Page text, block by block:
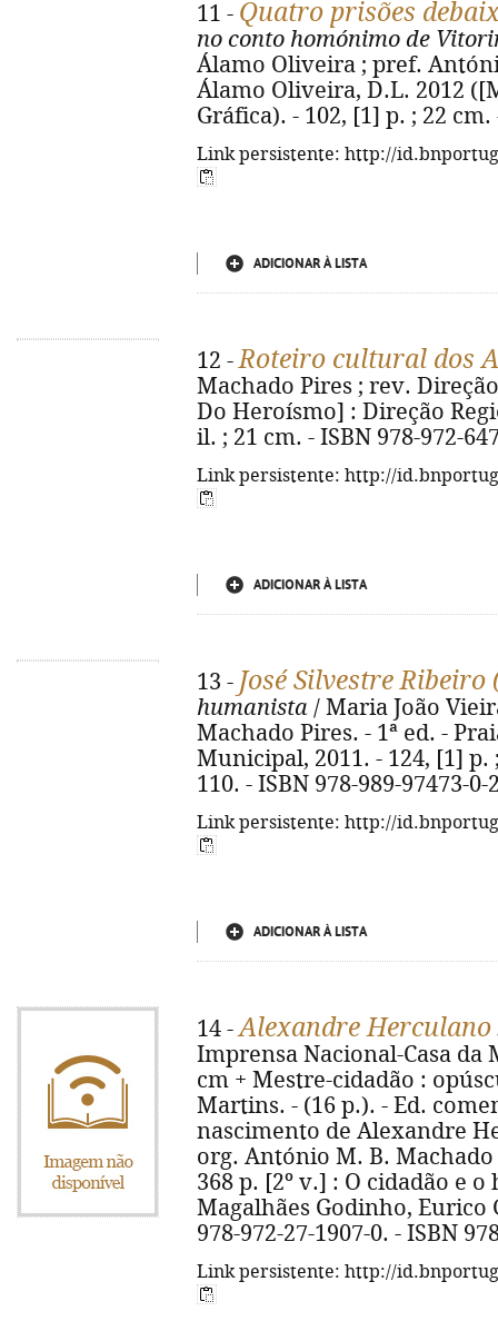
11 - Quatro prisões
no conto homónimo de
Álamo Oliveira ; pref.
Álamo Oliveira, D.L. 2012
Gráfica). - 102, [1] p. ; 22 cm.
Link persistente: http://
ADICIONAR À LISTA
12 -Roteiro cultural dos
Machado Pires ; rev.
Do Heroísmo] : Direção
il. ; 21 cm. - ISBN 978-972-
Link persistente: http://
ADICIONAR À LISTA
13 - José Silvestre Ribeiro
humanista / Maria João
Machado Pires. - 1ª ed. -
Municipal, 2011. - 124, [1]
110. - ISBN 978-989-97473-0-
Link persistente: http://
ADICIONAR À LISTA
14 -Alexandre Herculano
Imprensa Nacional-Casa da
cm + Mestre-cidadão :
Martins. - (16 p.). - Ed.
nascimento de Alexandre
org. António M. B.
368 p. [2º v.] : O cidadão e
Magalhães Godinho, Eurico
978-972-27-1907-0. - ISBN
Link persistente: http://